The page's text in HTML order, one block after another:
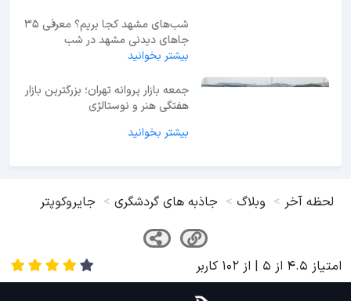
شب‌های مشهد کجا بریم؟ معرفی 35
جاهای دیدنی مشهد در شب
بیشتر بخوانید
جمعه بازار پروانه تهران؛ بزرگترین بازار
هفتگی هنر و نوستالژی
بیشتر بخوانید
لحظه آخر وبلاگ جاذبه های گردشگری جایروکوپتر
امتیاز 4.5 از 5 | از 102 کاربر